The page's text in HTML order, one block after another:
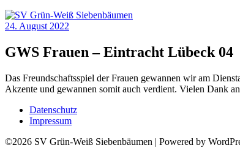
24. August 2022
GWS Frauen – Eintracht Lübeck 04
Das Freundschaftsspiel der Frauen gewannen wir am
Akzente und gewannen somit auch verdient. Vielen Dank
Datenschutz
Impressum
©2026 SV Grün-Weiß Siebenbäumen | Powered by